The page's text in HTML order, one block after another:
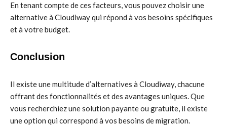
En tenant compte de ces facteurs, vous pouvez choisir une
alternative à Cloudiway qui répond à vos besoins spécifiques
et à votre budget.
Conclusion
Il existe une multitude d’alternatives à Cloudiway, chacune
offrant des fonctionnalités et des avantages uniques. Que
vous recherchiez une solution payante ou gratuite, il existe
une option qui correspond à vos besoins de migration.